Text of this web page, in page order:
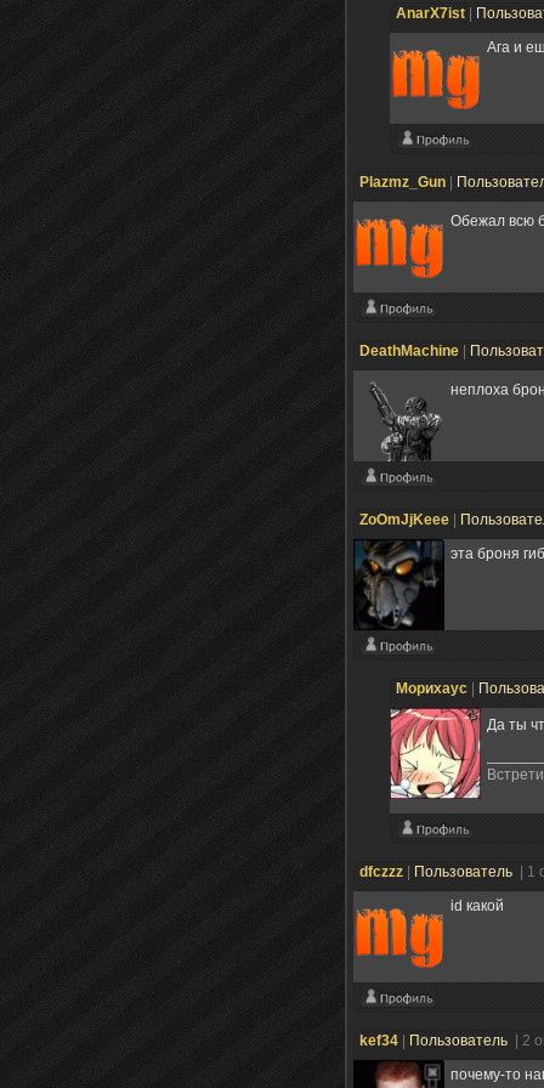
AnarX7ist
Ага и
Plazmz_Gun
Обежал всю
DeathMachine
неплоха
ZoOmJjKeee
эта броня
Морихаус
Да ты
dfczzz Пользователь
| 1
id какой
kef34 Пользователь
| 2
почему-то